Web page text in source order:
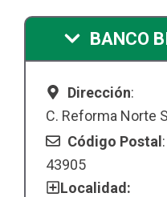
BANCO
Dirección:
C. Reforma Norte
Código Postal:
43905
Localidad: